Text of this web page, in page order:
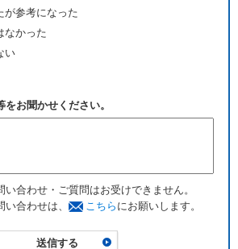
が参考になった
なかった
い
お聞かせください。
合わせ・ご質問はお受けできません。
合わせは、
こちら にお願いします。